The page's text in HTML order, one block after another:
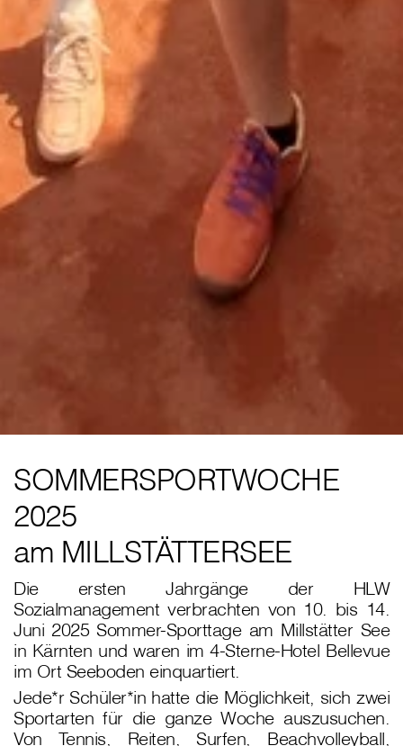
SOMMERSPORTWOCHE
2025
am MILLSTÄTTERSEE
Die ersten Jahrgänge der HLW
Sozialmanagement verbrachten von 10. bis 14.
Juni 2025 Sommer-Sporttage am Millstätter See
in Kärnten und waren im 4-Sterne-Hotel Bellevue
im Ort Seeboden einquartiert.
Jede*r Schüler*in hatte die Möglichkeit, sich zwei
Sportarten für die ganze Woche auszusuchen.
Von Tennis, Reiten, Surfen, Beachvolleyball,